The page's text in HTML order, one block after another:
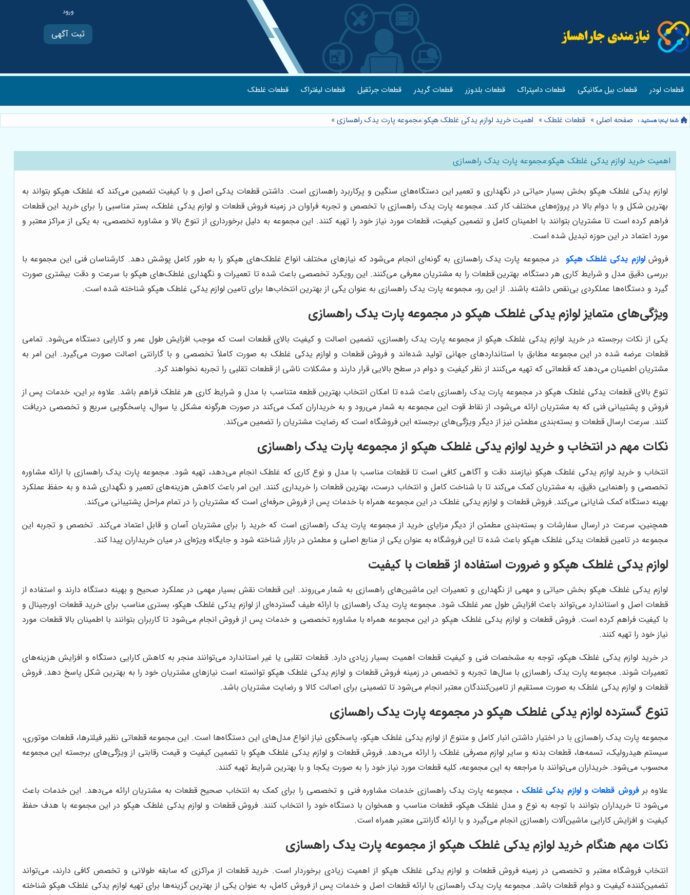
ثبت آگهی
قطعات لودر قطعات بیل مکانیکی قطعات دامپتراک قطعات بلدوزر قطعات گریدر قطعات جرثقیل قطعات لیفتراک قطعات غلطک
صفحه اصلی » قطعات غلطک» اهمیت خرید لوازم یدکی غلطک هپکو:مجموعه پارت یدک راهسازی»
اهمیت خرید لوازم یدکی غلطک هپکو:مجموعه پارت یدک راهسازی
لوازم یدکی غلطک هپکو بخش بسیار حیاتی در نگهداری و تعمیر این دستگاه‌های سنگین و پرکاربرد راهسازی است. داشتن قطعات یدکی اصل و با کیفیت تضمین می‌کند که غلطک هپکو بتواند به
بهترین شکل و با دوام بالا در پروژه‌های مختلف کار کند. مجموعه پارت یدک راهسازی با تخصص و تجربه فراوان در زمینه فروش قطعات و لوازم یدکی غلطک، بستر مناسبی را برای خرید این قطعات
فراهم کرده است تا مشتریان بتوانند با اطمینان کامل و تضمین کیفیت، قطعات مورد نیاز خود را تهیه کنند. این مجموعه به دلیل برخورداری از تنوع بالا و مشاوره تخصصی، به یکی از مراکز معتبر و
مورد اعتماد در این حوزه تبدیل شده است.
فروش لوازم یدکی غلطک هپکو در مجموعه پارت یدک راهسازی به گونه‌ای انجام می‌شود که نیازهای مختلف انواع غلطک‌های هپکو را به طور کامل پوشش دهد. کارشناسان فنی این مجموعه با
بررسی دقیق مدل و شرایط کاری هر دستگاه، بهترین قطعات را به مشتریان معرفی می‌کنند. این رویکرد تخصصی باعث شده تا تعمیرات و نگهداری غلطک‌های هپکو با سرعت و دقت بیشتری صورت
گیرد و دستگاه‌ها عملکردی بی‌نقص داشته باشند. از این رو، مجموعه پارت یدک راهسازی به عنوان یکی از بهترین انتخاب‌ها برای تامین لوازم یدکی غلطک هپکو شناخته شده است.
ویژگی‌های متمایز لوازم یدکی غلطک هپکو در مجموعه پارت یدک راهسازی
یکی از نکات برجسته در خرید لوازم یدکی غلطک هپکو از مجموعه پارت یدک راهسازی، تضمین اصالت و کیفیت بالای قطعات است که موجب افزایش طول عمر و کارایی دستگاه می‌شود. تمامی
قطعات عرضه شده در این مجموعه مطابق با استانداردهای جهانی تولید شده‌اند و فروش قطعات و لوازم یدکی غلطک به صورت کاملاً تخصصی و با گارانتی اصالت صورت می‌گیرد. این امر به
مشتریان اطمینان می‌دهد که قطعاتی که تهیه می‌کنند از نظر کیفیت و دوام در سطح بالایی قرار دارند و مشکلات ناشی از قطعات تقلبی را تجربه نخواهند کرد.
تنوع بالای قطعات یدکی غلطک هپکو در مجموعه پارت یدک راهسازی باعث شده تا امکان انتخاب بهترین قطعه متناسب با مدل و شرایط کاری هر غلطک فراهم باشد. علاوه بر این، خدمات پس از
فروش و پشتیبانی فنی که به مشتریان ارائه می‌شود، از نقاط قوت این مجموعه به شمار می‌رود و به خریداران کمک می‌کند در صورت هرگونه مشکل یا سوال، پاسخگویی سریع و تخصصی دریافت
کنند. سرعت ارسال قطعات و بسته‌بندی مطمئن نیز از دیگر ویژگی‌های برجسته این فروشگاه است که رضایت مشتریان را تضمین می‌کند.
نکات مهم در انتخاب و خرید لوازم یدکی غلطک هپکو از مجموعه پارت یدک راهسازی
انتخاب و خرید لوازم یدکی غلطک هپکو نیازمند دقت و آگاهی کافی است تا قطعات مناسب با مدل و نوع کاری که غلطک انجام می‌دهد، تهیه شود. مجموعه پارت یدک راهسازی با ارائه مشاوره
تخصصی و راهنمایی دقیق، به مشتریان کمک می‌کند تا با شناخت کامل و انتخاب درست، بهترین قطعات را خریداری کنند. این امر باعث کاهش هزینه‌های تعمیر و نگهداری شده و به حفظ عملکرد
بهینه دستگاه کمک شایانی می‌کند. فروش قطعات و لوازم یدکی غلطک در این مجموعه همراه با خدمات پس از فروش حرفه‌ای است که مشتریان را در تمام مراحل پشتیبانی می‌کند.
همچنین، سرعت در ارسال سفارشات و بسته‌بندی مطمئن از دیگر مزایای خرید از مجموعه پارت یدک راهسازی است که خرید را برای مشتریان آسان و قابل اعتماد می‌کند. تخصص و تجربه این
مجموعه در تامین قطعات یدکی غلطک هپکو باعث شده تا این فروشگاه به عنوان یکی از منابع اصلی و مطمئن در بازار شناخته شود و جایگاه ویژه‌ای در میان خریداران پیدا کند.
لوازم یدکی غلطک هپکو و ضرورت استفاده از قطعات با کیفیت
لوازم یدکی غلطک هپکو بخش حیاتی و مهمی از نگهداری و تعمیرات این ماشین‌های راهسازی به شمار می‌روند. این قطعات نقش بسیار مهمی در عملکرد صحیح و بهینه دستگاه دارند و استفاده از
قطعات اصل و استاندارد می‌تواند باعث افزایش طول عمر غلطک شود. مجموعه پارت یدک راهسازی با ارائه طیف گسترده‌ای از لوازم یدکی غلطک هپکو، بستری مناسب برای خرید قطعات اورجینال و
با کیفیت فراهم کرده است. فروش قطعات و لوازم یدکی غلطک هپکو در این مجموعه همراه با مشاوره تخصصی و خدمات پس از فروش انجام می‌شود تا کاربران بتوانند با اطمینان بالا قطعات مورد
نیاز خود را تهیه کنند.
در خرید لوازم یدکی غلطک هپکو، توجه به مشخصات فنی و کیفیت قطعات اهمیت بسیار زیادی دارد. قطعات تقلبی یا غیر استاندارد می‌توانند منجر به کاهش کارایی دستگاه و افزایش هزینه‌های
تعمیرات شوند. مجموعه پارت یدک راهسازی با سال‌ها تجربه و تخصص در زمینه فروش قطعات و لوازم یدکی غلطک هپکو توانسته است نیازهای مشتریان خود را به بهترین شکل پاسخ دهد. فروش
قطعات و لوازم یدکی غلطک به صورت مستقیم از تامین‌کنندگان معتبر انجام می‌شود تا تضمینی برای اصالت کالا و رضایت مشتریان باشد.
تنوع گسترده لوازم یدکی غلطک هپکو در مجموعه پارت یدک راهسازی
مجموعه پارت یدک راهسازی با در اختیار داشتن انبار کامل و متنوع از لوازم یدکی غلطک هپکو، پاسخگوی نیاز انواع مدل‌های این دستگاه‌ها است. این مجموعه قطعاتی نظیر فیلترها، قطعات موتوری،
سیستم هیدرولیک، تسمه‌ها، قطعات بدنه و سایر لوازم مصرفی غلطک را ارائه می‌دهد. فروش قطعات و لوازم یدکی غلطک هپکو با تضمین کیفیت و قیمت رقابتی از ویژگی‌های برجسته این مجموعه
محسوب می‌شود. خریداران می‌توانند با مراجعه به این مجموعه، کلیه قطعات مورد نیاز خود را به صورت یکجا و با بهترین شرایط تهیه کنند.
علاوه بر فروش قطعات و لوازم یدکی غلطک ، مجموعه پارت یدک راهسازی خدمات مشاوره فنی و تخصصی را برای کمک به انتخاب صحیح قطعات به مشتریان ارائه می‌دهد. این خدمات باعث
می‌شود تا خریداران بتوانند با توجه به نوع و مدل غلطک هپکو، قطعات مناسب و همخوان با دستگاه خود را انتخاب کنند. فروش قطعات و لوازم یدکی غلطک هپکو در این مجموعه با هدف حفظ
کیفیت و افزایش کارایی ماشین‌آلات راهسازی انجام می‌گیرد و با ارائه گارانتی معتبر همراه است.
نکات مهم هنگام خرید لوازم یدکی غلطک هپکو از مجموعه پارت یدک راهسازی
انتخاب فروشگاه معتبر و تخصصی در زمینه فروش قطعات و لوازم یدکی غلطک هپکو از اهمیت زیادی برخوردار است. خرید قطعات از مراکزی که سابقه طولانی و تخصص کافی دارند، می‌تواند
تضمین‌کننده کیفیت و دوام قطعات باشد. مجموعه پارت یدک راهسازی با ارائه قطعات اصل و خدمات پس از فروش کامل، به عنوان یکی از بهترین گزینه‌ها برای تهیه لوازم یدکی غلطک هپکو شناخته